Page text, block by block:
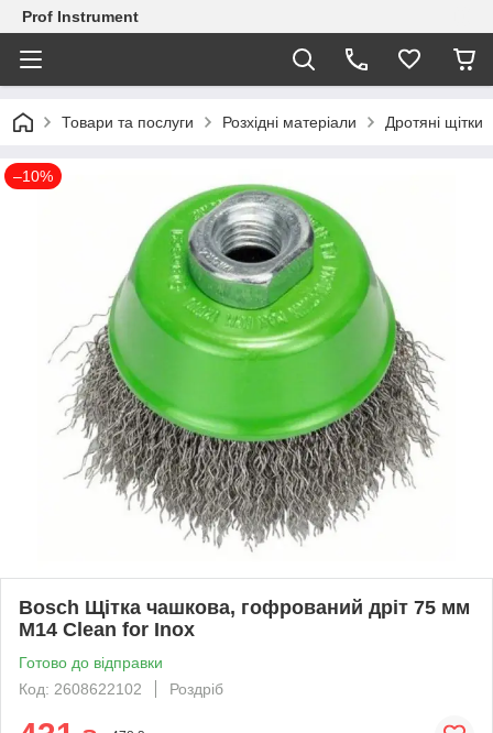
Prof Instrument
Товари та послуги Розхідні матеріали Дротяні щітки
–10%
Bosch Щітка чашкова, гофрований дріт 75 мм
М14 Clean for Inox
Готово до відправки
Код: 2608622102
Роздріб